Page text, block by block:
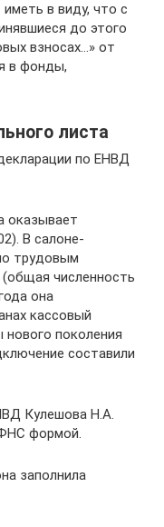
в виду, что с
до этого
взносах…» от
в фонды,
листа
по ЕНВД
оказывает
В салоне-
трудовым
численность
она
кассовый
нового поколения
составили
Кулешова Н.А.
формой.
заполнила